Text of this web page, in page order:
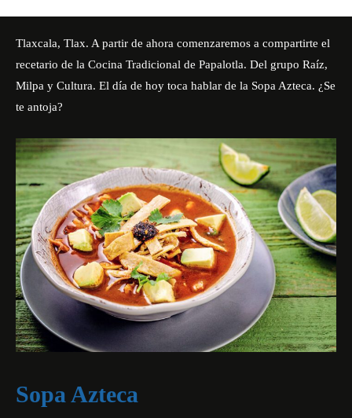
Tlaxcala, Tlax. A partir de ahora comenzaremos a compartirte el
recetario de la Cocina Tradicional de Papalotla. Del grupo Raíz,
Milpa y Cultura. El día de hoy toca hablar de la Sopa Azteca. ¿Se
te antoja?
Sopa Azteca